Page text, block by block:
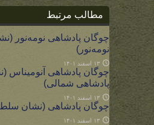
مطالب مرتبط
چوگان پادشاهی نومه‌نور
نومه‌نور)
۱۳ اسفند ۱۴۰۱
چوگان پادشاهی آنومیناس
پادشاهی شمالی)
۱۳ اسفند ۱۴۰۱
چوگان پادشاهی (نشان
۱۳ اسفند ۱۴۰۱